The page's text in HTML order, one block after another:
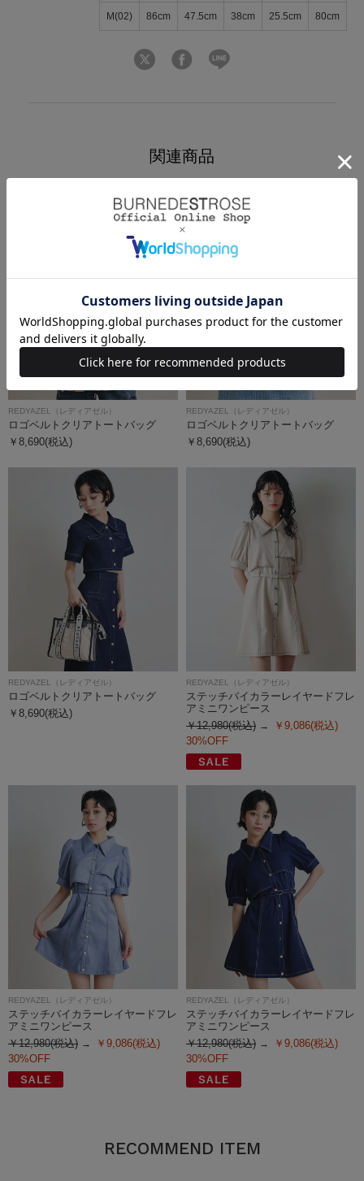
M(02) 86cm 47.5cm 38cm 25.5cm 80cm
関連商品
REDYAZEL（レディアゼル）
ロゴベルトクリアトートバッグ
￥8,690(税込)
REDYAZEL（レディアゼル）
ロゴベルトクリアトートバッグ
￥8,690(税込)
REDYAZEL（レディアゼル）
ロゴベルトクリアトートバッグ
￥8,690(税込)
REDYAZEL（レディアゼル）
ステッチバイカラーレイヤードフレ
アミニワンピース
￥12,980(税込)
￥9,086(税込)
30%OFF
REDYAZEL（レディアゼル）
ステッチバイカラーレイヤードフレ
アミニワンピース
￥12,980(税込)
￥9,086(税込)
30%OFF
REDYAZEL（レディアゼル）
ステッチバイカラーレイヤードフレ
アミニワンピース
￥12,980(税込)
￥9,086(税込)
30%OFF
RECOMMEND ITEM